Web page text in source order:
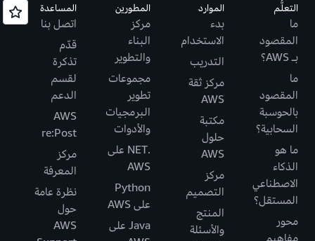
التعلُّم
ما
المقصود
بـ AWS؟
ما
المقصود
بالحوسبة
السحابية؟
ما هو
الذكاء
الاصطناعي
المستقل؟
محور
الموارد
بدء
الاستخدام
التدريب
مركز ثقة
AWS
مكتبة
حلول
AWS
مركز
التصميم
المنتج
والأسئلة
المطورين
مركز
البناء
والتطوير
مجموعات
تطوير
البرمجيات
والأدوات
.NET على
AWS
Python
على AWS
Java على
المساعدة
اتصل بنا
قدّم
تذكرة
لقسم
الدعم
AWS
re:Post
مركز
المعرفة
نظرة عامة
حول
AWS